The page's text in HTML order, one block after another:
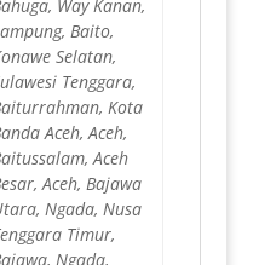
Way Kanan,
Baito,
Selatan,
Tenggara,
Kota
Aceh, Aceh,
Aceh
Aceh, Bajawa
Ngada, Nusa
Timur,
Ngada,